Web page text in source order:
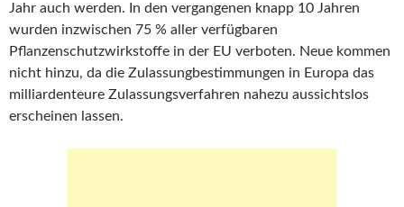
Jahr auch werden. In den vergangenen knapp 10 Jahren
wurden inzwischen 75 % aller verfügbaren
Pflanzenschutzwirkstoffe in der EU verboten. Neue kommen
nicht hinzu, da die Zulassungbestimmungen in Europa das
milliardenteure Zulassungsverfahren nahezu aussichtslos
erscheinen lassen.